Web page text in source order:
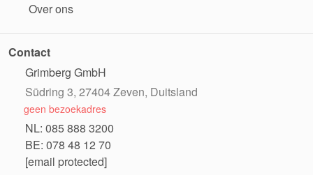
Over ons
Contact
Grimberg GmbH
Südring 3, 27404 Zeven, Duitsland
geen bezoekadres
NL: 085 888 3200
BE: 078 48 12 70
[email protected]